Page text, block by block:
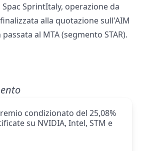
SprintItaly, operazione da
alla quotazione sull'AIM
al MTA (segmento STAR).
condizionato del 25,08%
su NVIDIA, Intel, STM e